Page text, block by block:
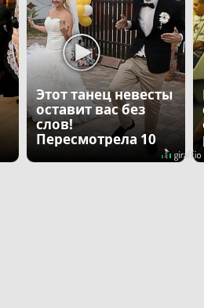
Этот танец невесты
оставит вас без
слов!
Пересмотрела 10